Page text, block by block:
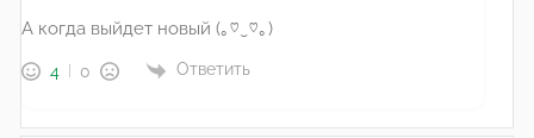
А когда выйдет новый (｡♡‿♡｡)
4 0 Ответить